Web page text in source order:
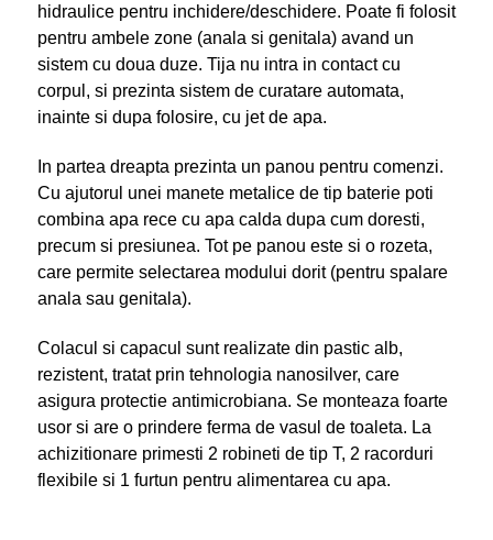
hidraulice pentru inchidere/deschidere. Poate fi folosit
pentru ambele zone (anala si genitala) avand un
sistem cu doua duze. Tija nu intra in contact cu
corpul, si prezinta sistem de curatare automata,
inainte si dupa folosire, cu jet de apa.
In partea dreapta prezinta un panou pentru comenzi.
Cu ajutorul unei manete metalice de tip baterie poti
combina apa rece cu apa calda dupa cum doresti,
precum si presiunea. Tot pe panou este si o rozeta,
care permite selectarea modului dorit (pentru spalare
anala sau genitala).
Colacul si capacul sunt realizate din pastic alb,
rezistent, tratat prin tehnologia nanosilver, care
asigura protectie antimicrobiana. Se monteaza foarte
usor si are o prindere ferma de vasul de toaleta. La
achizitionare primesti 2 robineti de tip T, 2 racorduri
flexibile si 1 furtun pentru alimentarea cu apa.